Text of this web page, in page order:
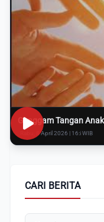
Genggam Tangan
Rabu, 8 April 2026 | 16:i WIB
CARI BERITA